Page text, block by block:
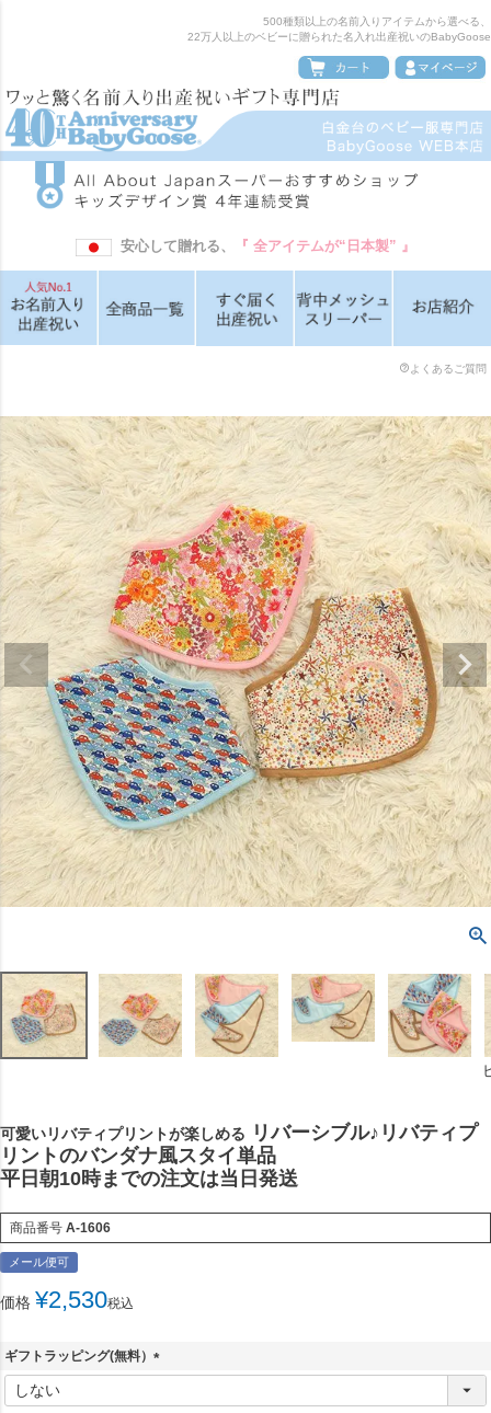
500種類以上の名前入りアイテムから選べる、
22万人以上のベビーに贈られた名入れ出産祝いのBabyGoose
安心して贈れる、 『 全アイテムが“日本製” 』
よくあるご質問
可愛いリバティプリントが楽しめる
リバーシブル♪リバティプ
リントのバンダナ風スタイ単品
平日朝10時までの注文は当日発送
商品番号 A-1606
メール便可
価格 ¥2,530税込
ギフトラッピング(無料）
(